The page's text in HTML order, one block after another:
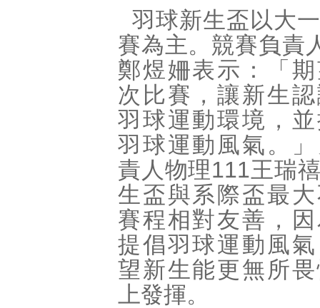
羽球新生盃以大
賽為主。競賽負責
鄭煜姍表示：「
次比賽，讓新生
羽球運動環境，
羽球運動風氣。
責人物理111王瑞
生盃與系際盃最
賽程相對友善，
提倡羽球運動風
望新生能更無所
上發揮。